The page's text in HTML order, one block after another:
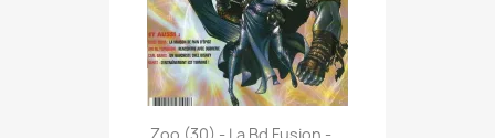
Zoo (30) - La Bd Fusion -...